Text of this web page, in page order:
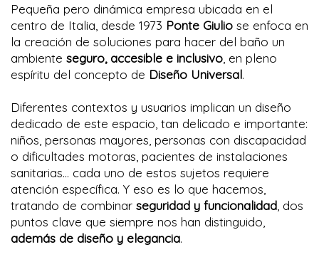
Pequeña pero dinámica empresa ubicada en el
centro de Italia, desde 1973 Ponte Giulio se enfoca en
la creación de soluciones para hacer del baño un
ambiente seguro, accesible e inclusivo , en pleno
espíritu del concepto de Diseño Universal.
Diferentes contextos y usuarios implican un diseño
dedicado de este espacio, tan delicado e importante:
niños, personas mayores, personas con discapacidad
o dificultades motoras, pacientes de instalaciones
sanitarias... cada uno de estos sujetos requiere
atención específica. Y eso es lo que hacemos,
tratando de combinar seguridad y funcionalidad , dos
puntos clave que siempre nos han distinguido,
además de diseño y elegancia.